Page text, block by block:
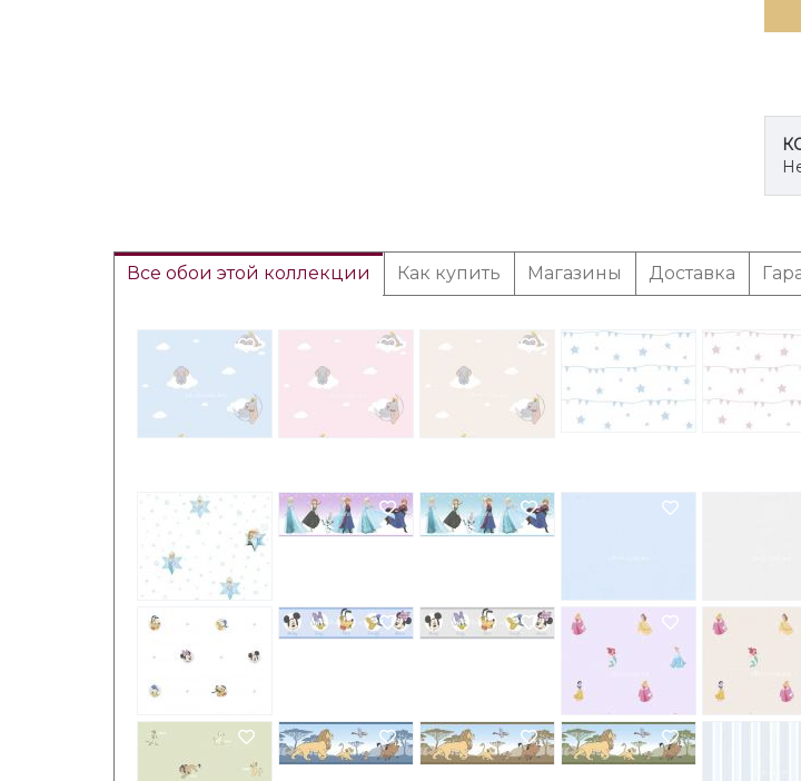
Все обои этой коллекции Как купить Магазины Доставка